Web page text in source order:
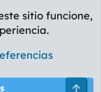
sitio funcione,